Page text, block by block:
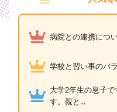
病院との連携につ
学校と習い事のバ
大学2年生の息子
す。親と...